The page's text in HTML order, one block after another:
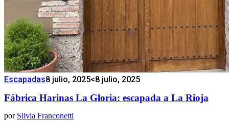
Escapadas8 julio, 2025<8 julio, 2025
Fábrica Harinas La Gloria: escapada a La Rioja
por Silvia Franconetti